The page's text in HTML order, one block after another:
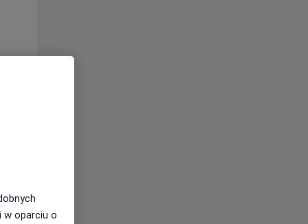
Pon,
10 Sie
w oparciu o